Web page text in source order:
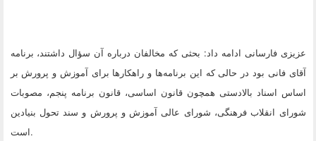
عزیزی فارسانی ادامه داد: بحثی که مخالفان درباره آن سؤال داشتند، برنامه
آقای فانی بود در حالی که این برنامه‌ها و راهکارها برای آموزش و پرورش بر
اساس اسناد بالادستی همچون قانون اساسی، قانون برنامه پنجم، مصوبات
شورای انقلاب فرهنگی، شورای عالی آموزش و پرورش و سند تحول بنیادین
است.